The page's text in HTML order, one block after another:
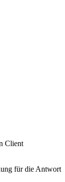
Client
für die Antwort